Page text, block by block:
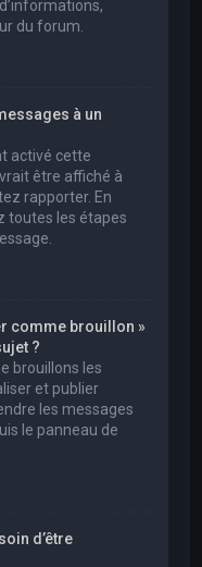
du forum.
à un
activé cette
être affiché à
rapporter. En
toutes les étapes
comme brouillon »
?
brouillons les
et publier
les messages
le panneau de
d’être